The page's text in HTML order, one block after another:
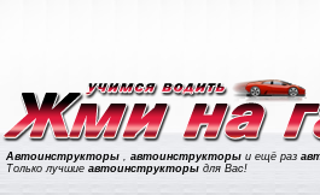
Автоинструкторы , автоинструкторы и ещё раз
Только лучшие автоинструкторы для Вас!